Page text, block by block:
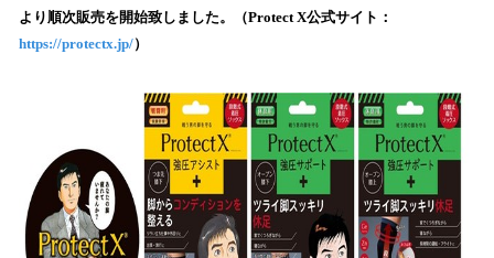
込
み
より順次販売を開始致しました。（Protect X公式サイト：
https://protectx.jp/）